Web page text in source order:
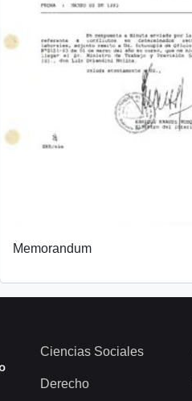
Memorandum
Ciencias Sociales
Derecho